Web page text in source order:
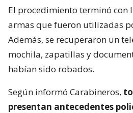
El procedimiento terminó con
armas que fueron utilizadas
Además, se recuperaron un
mochila, zapatillas y
habían sido robados.
Según informó Carabineros,
presentan antecedentes